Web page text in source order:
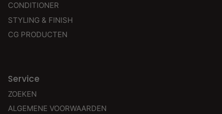
CONDITIONER
STYLING & FINISH
CG PRODUCTEN
Service
ZOEKEN
ALGEMENE VOORWAARDEN